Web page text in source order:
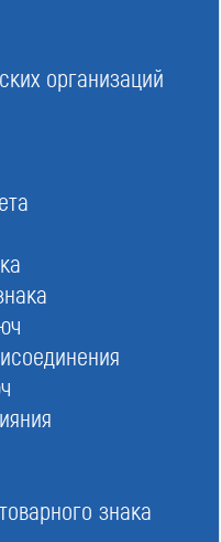
организаций
знака
с
найдете общий
а также
и
сведения об
и контактные
признаку,
в регионе. Это